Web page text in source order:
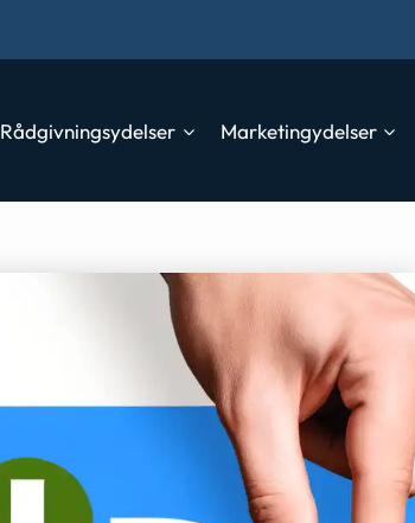
Rådgivningsydelser Marketingydelser